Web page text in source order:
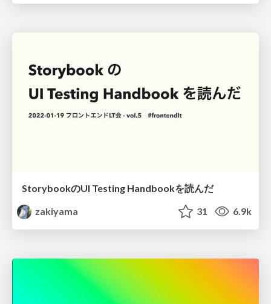
StorybookのUI Testing Handbookを読んだ
zakiyama
31 6.9k